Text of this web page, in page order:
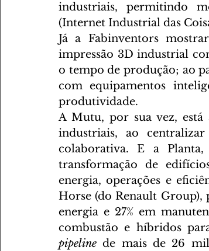
industriais, permitindo
(Internet Industrial das
Já a Fabinventors
impressão 3D industrial
o tempo de produção; ao
com equipamentos
produtividade.
A Mutu, por sua vez,
industriais, ao
colaborativa. E a
transformação de
energia, operações e
Horse (do Renault Group),
energia e 27% em
pipeline de mais de 26